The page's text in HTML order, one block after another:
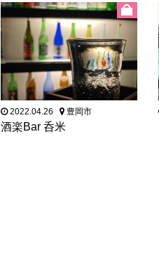
2022.04.26 豊岡市
酒楽Bar 呑米